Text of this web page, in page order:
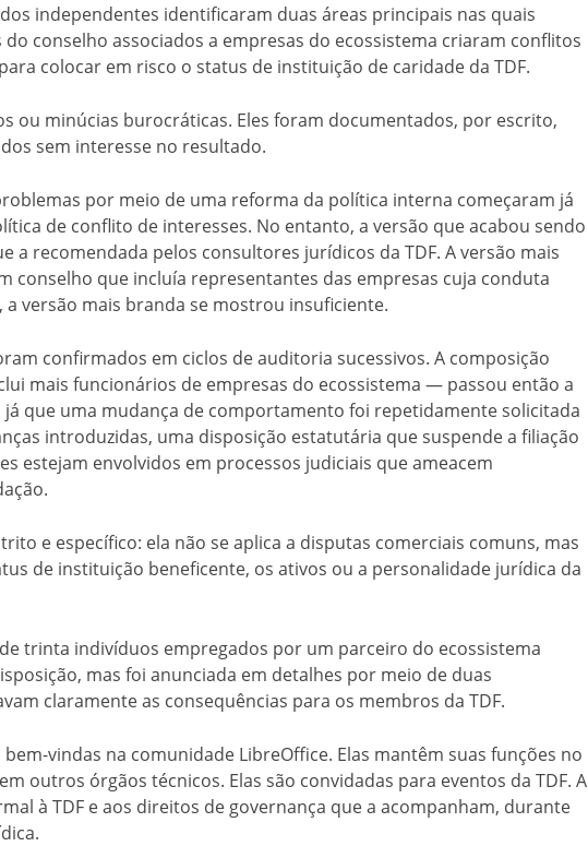
independentes identificaram duas áreas principais nas quais
conselho associados a empresas do ecossistema criaram conflitos
colocar em risco o status de instituição de caridade da TDF.
ou minúcias burocráticas. Eles foram documentados, por escrito,
sem interesse no resultado.
por meio de uma reforma da política interna começaram já
de conflito de interesses. No entanto, a versão que acabou sendo
a recomendada pelos consultores jurídicos da TDF. A versão mais
conselho que incluía representantes das empresas cuja conduta
a versão mais branda se mostrou insuficiente.
confirmados em ciclos de auditoria sucessivos. A composição
mais funcionários de empresas do ecossistema — passou então a
que uma mudança de comportamento foi repetidamente solicitada
introduzidas, uma disposição estatutária que suspende a filiação
estejam envolvidos em processos judiciais que ameacem
e específico: ela não se aplica a disputas comerciais comuns, mas
de instituição beneficente, os ativos ou a personalidade jurídica da
trinta indivíduos empregados por um parceiro do ecossistema
mas foi anunciada em detalhes por meio de duas
claramente as consequências para os membros da TDF.
vindas na comunidade LibreOffice. Elas mantêm suas funções no
outros órgãos técnicos. Elas são convidadas para eventos da TDF. A
à TDF e aos direitos de governança que a acompanham, durante